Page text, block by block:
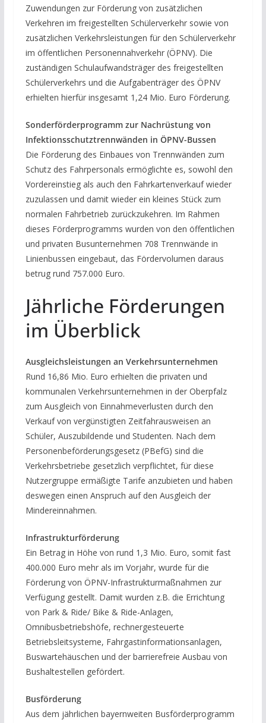
Zuwendungen zur Förderung von zusätzlichen
Verkehren im freigestellten Schülerverkehr sowie von
zusätzlichen Verkehrsleistungen für den Schülerverkehr
im öffentlichen Personennahverkehr (ÖPNV). Die
zuständigen Schulaufwandsträger des freigestellten
Schülerverkehrs und die Aufgabenträger des ÖPNV
erhielten hierfür insgesamt 1,24 Mio. Euro Förderung.
Sonderförderprogramm zur Nachrüstung von
Infektionsschutztrennwänden in ÖPNV-Bussen
Die Förderung des Einbaues von Trennwänden zum
Schutz des Fahrpersonals ermöglichte es, sowohl den
Vordereinstieg als auch den Fahrkartenverkauf wieder
zuzulassen und damit wieder ein kleines Stück zum
normalen Fahrbetrieb zurückzukehren. Im Rahmen
dieses Förderprogramms wurden von den öffentlichen
und privaten Busunternehmen 708 Trennwände in
Linienbussen eingebaut, das Fördervolumen daraus
betrug rund 757.000 Euro.
Jährliche Förderungen
im Überblick
Ausgleichsleistungen an Verkehrsunternehmen
Rund 16,86 Mio. Euro erhielten die privaten und
kommunalen Verkehrsunternehmen in der Oberpfalz
zum Ausgleich von Einnahmeverlusten durch den
Verkauf von vergünstigten Zeitfahrausweisen an
Schüler, Auszubildende und Studenten. Nach dem
Personenbeförderungsgesetz (PBefG) sind die
Verkehrsbetriebe gesetzlich verpflichtet, für diese
Nutzergruppe ermäßigte Tarife anzubieten und haben
deswegen einen Anspruch auf den Ausgleich der
Mindereinnahmen.
Infrastrukturförderung
Ein Betrag in Höhe von rund 1,3 Mio. Euro, somit fast
400.000 Euro mehr als im Vorjahr, wurde für die
Förderung von ÖPNV-Infrastrukturmaßnahmen zur
Verfügung gestellt. Damit wurden z.B. die Errichtung
von Park & Ride/ Bike & Ride-Anlagen,
Omnibusbetriebshöfe, rechnergesteuerte
Betriebsleitsysteme, Fahrgastinformationsanlagen,
Buswartehäuschen und der barrierefreie Ausbau von
Bushaltestellen gefördert.
Busförderung
Aus dem jährlichen bayernweiten Busförderprogramm